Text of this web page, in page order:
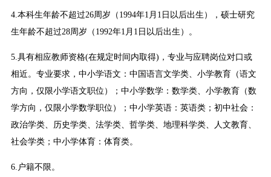
4.本科生年龄不超过26周岁（1994年1月1日以后出生），硕士研究
生年龄不超过28周岁（1992年1月1日以后出生）。
5.具有相应教师资格(在规定时间内取得)，专业与应聘岗位对口或
相近。专业要求，中小学语文：中国语言文学类、小学教育（语文
方向，仅限小学语文职位）；中小学数学：数学类、小学教育（数
学方向，仅限小学数学职位）；中小学英语：英语类；初中社会：
政治学类、历史学类、法学类、哲学类、地理科学类、人文教育、
社会学类；中小学体育：体育类。
6.户籍不限。